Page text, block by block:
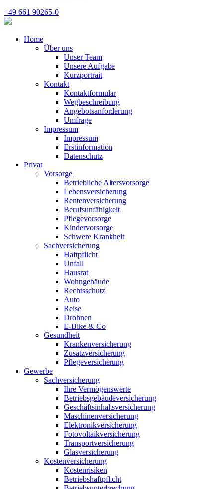
+49 661 90265-0
Home
Über uns
Unser Team
Unsere Aufgabe
Kurzportrait
Kontakt
Kontaktformular
Wegbeschreibung
Angebotsanforderung
Umfrage
Impressum
Impressum
Erstinformation
Datenschutz
Privat
Vorsorge
Betriebliche Altersvorsorge
Lebensversicherung
Rentenversicherung
Berufsunfähigkeit
Pflegevorsorge
Kindervorsorge
Schwere Krankheit
Sachversicherung
Haftpflicht
Unfall
Hausrat
Wohngebäude
Rechtsschutz
Auto
Reise
Drohnen
E-Bike & Co
Gesundheit
Krankenversicherung
Zusatzversicherung
Pflegeversicherung
Gewerbe
Sachversicherung
Ihre Vermögenswerte
Betriebsgebäudeversicherung
Geschäftsinhaltsversicherung
Maschinenversicherung
Elektronikversicherung
Fotovoltaikversicherung
Transportversicherung
Glasversicherung
Kostenversicherung
Kostenrisiken
Betriebshaftpflicht